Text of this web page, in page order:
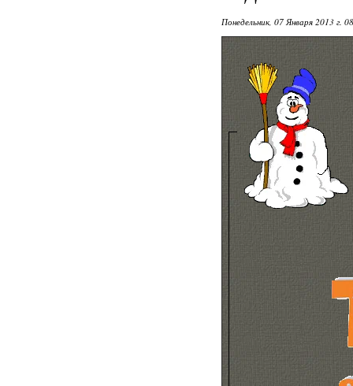
Понедельник, 07 Января 2013 г.